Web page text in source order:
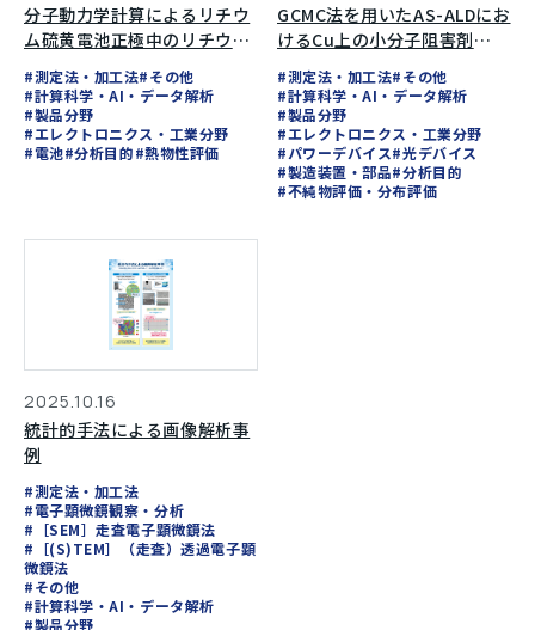
分子動力学計算によるリチウ
ム硫黄電池正極中のリチウム
イオン拡散挙動評価
#測定法・加工法#その他
#計算科学・AI・データ解析
#製品分野
#エレクトロニクス・工業分野
#電池#分析目的#熱物性評価
GCMC法を用いたAS-ALDにお
けるCu上の小分子阻害剤
（SMI）とTMAの競合吸着解
析
#測定法・加工法#その他
#計算科学・AI・データ解析
#製品分野
#エレクトロニクス・工業分野
#パワーデバイス#光デバイス
#製造装置・部品#分析目的
#不純物評価・分布評価
2025.10.16
統計的手法による画像解析事
例
#測定法・加工法
#電子顕微鏡観察・分析
#［SEM］走査電子顕微鏡法
#［(S)TEM］（走査）透過電子顕
微鏡法
#その他
#計算科学・AI・データ解析
#製品分野